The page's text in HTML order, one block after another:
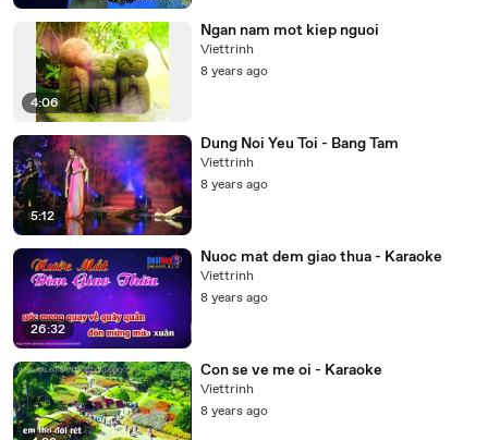
4:06
Ngan nam mot kiep nguoi
Viettrinh
8 years ago
5:12
Dung Noi Yeu Toi - Bang Tam
Viettrinh
8 years ago
26:32
Nuoc mat dem giao thua - Karaoke
Viettrinh
8 years ago
Con se ve me oi - Karaoke
Viettrinh
8 years ago